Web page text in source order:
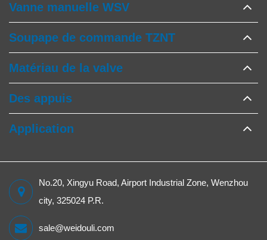
Vanne manuelle WSV
Soupape de commande TZNT
Matériau de la valve
Des appuis
Application
No.20, Xingyu Road, Airport Industrial Zone, Wenzhou
city, 325024 P.R.
sale@weidouli.com